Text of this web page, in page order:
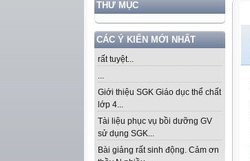
THƯ MỤC
CÁC Ý KIẾN MỚI NHẤT
rất tuyệt...
...
Giới thiệu SGK Giáo dục thể chất
lớp 4...
Tài liệu phục vụ bồi dưỡng GV
sử dụng SGK...
Bài giảng rất sinh động. Cảm ơn